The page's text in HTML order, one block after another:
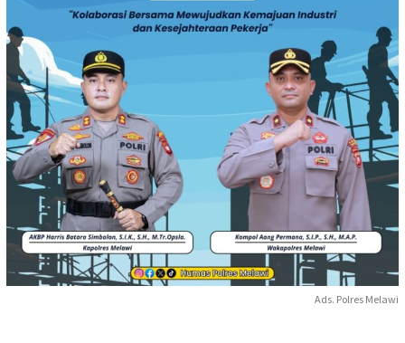
Ads. Polres Melawi